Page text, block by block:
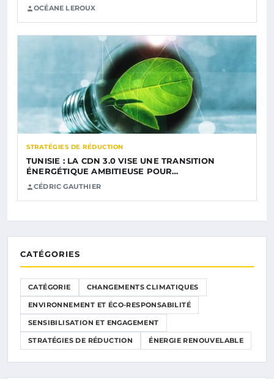
OCÉANE LEROUX
STRATÉGIES DE RÉDUCTION
TUNISIE : LA CDN 3.0 VISE UNE TRANSITION
ÉNERGÉTIQUE AMBITIEUSE POUR…
CÉDRIC GAUTHIER
CATÉGORIES
CATÉGORIE CHANGEMENTS CLIMATIQUES
ENVIRONNEMENT ET ÉCO-RESPONSABILITÉ
SENSIBILISATION ET ENGAGEMENT
STRATÉGIES DE RÉDUCTION ÉNERGIE RENOUVELABLE